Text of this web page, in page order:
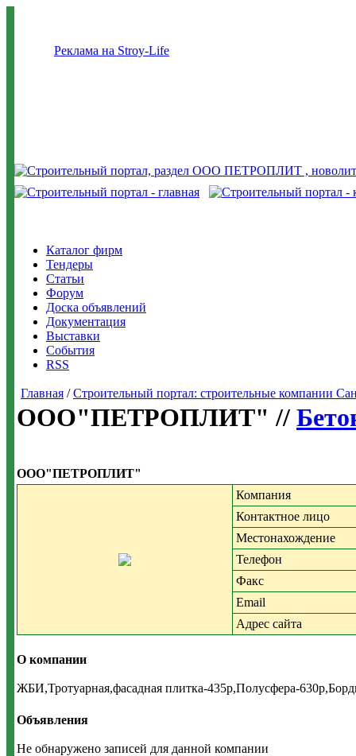
Реклама на Stroy-Life
Каталог фирм
Тендеры
Статьи
Форум
Доска объявлений
Документация
Выставки
События
RSS
Главная /Строительный портал: строительные компании
ООО"ПЕТРОПЛИТ" //
ООО"ПЕТРОПЛИТ"
Компания
Контактное лицо
Местонахождение
Телефон
Факс
Email
Адрес сайта
О компании
ЖБИ,Тротуарная,фасадная плитка-435р,Полусфера-
Объявления
Не обнаружено записей для данной компании